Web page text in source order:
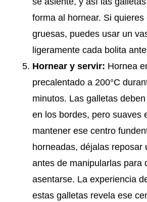
forma al hornear. Si
gruesas, puedes usar un
ligeramente cada bolita
Hornear y servir: Hornea
precalentado a 200°C
minutos. Las galletas
en los bordes, pero suaves
mantener ese centro
horneadas, déjalas reposar
antes de manipularlas para
asentarse. La experiencia
estas galletas revela ese